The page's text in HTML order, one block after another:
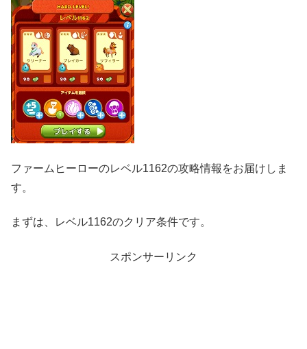
ファームヒーローのレベル1162の攻略情報をお届けしま
す。
まずは、レベル1162のクリア条件です。
スポンサーリンク